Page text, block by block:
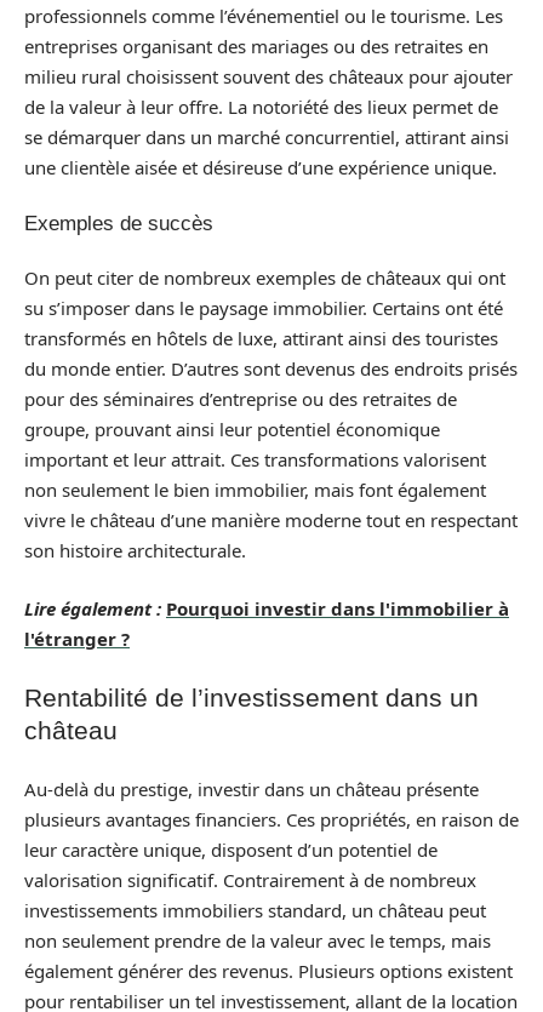
professionnels comme l’événementiel ou le tourisme. Les
entreprises organisant des mariages ou des retraites en
milieu rural choisissent souvent des châteaux pour ajouter
de la valeur à leur offre. La notoriété des lieux permet de
se démarquer dans un marché concurrentiel, attirant ainsi
une clientèle aisée et désireuse d’une expérience unique.
Exemples de succès
On peut citer de nombreux exemples de châteaux qui ont
su s’imposer dans le paysage immobilier. Certains ont été
transformés en hôtels de luxe, attirant ainsi des touristes
du monde entier. D’autres sont devenus des endroits prisés
pour des séminaires d’entreprise ou des retraites de
groupe, prouvant ainsi leur potentiel économique
important et leur attrait. Ces transformations valorisent
non seulement le bien immobilier, mais font également
vivre le château d’une manière moderne tout en respectant
son histoire architecturale.
Lire également : Pourquoi investir dans l'immobilier à
l'étranger ?
Rentabilité de l’investissement dans un
château
Au-delà du prestige, investir dans un château présente
plusieurs avantages financiers. Ces propriétés, en raison de
leur caractère unique, disposent d’un potentiel de
valorisation significatif. Contrairement à de nombreux
investissements immobiliers standard, un château peut
non seulement prendre de la valeur avec le temps, mais
également générer des revenus. Plusieurs options existent
pour rentabiliser un tel investissement, allant de la location